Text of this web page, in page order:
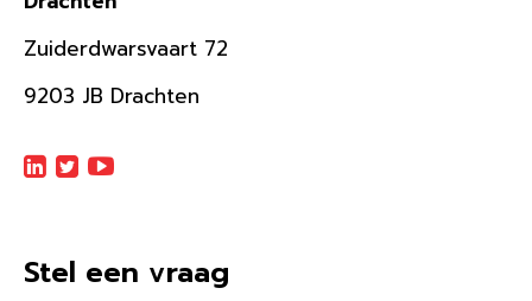
Zuiderdwarsvaart 72
9203 JB Drachten
Stel een vraag